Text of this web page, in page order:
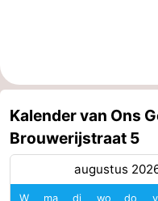
Brouwershaven
-
Bruinisse
-
Zierikzee
-
Natuur
Kalender van Ons
Brouwerijstraat 5
augustus
W ma di wo do